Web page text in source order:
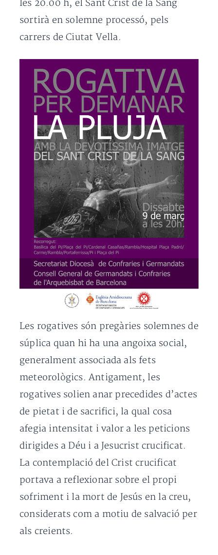
les 20.00 h, el Sant Crist de la Sang
sortirà en solemne processó, pels
carrers de Ciutat Vella.
Les rogatives són pregàries solemnes de
súplica quan hi ha una angoixa social,
generalment associada als fets
meteorològics. Antigament, les
rogatives solien anar precedides d’actes
de pietat i de sacrifici, la qual cosa
afegia intensitat i valor a les peticions
dirigides a Déu i a Jesucrist crucificat.
La contemplació del Crist crucificat
portava a reflexionar sobre el propi
sofriment i la mort de Jesús en la creu,
considerats com a motiu de salvació per
als creients.